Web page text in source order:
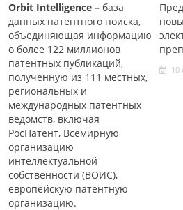
Orbit Intelligence – база
данных патентного поиска,
объединяющая информацию
о более 122 миллионов
патентных публикаций,
полученную из 111 местных,
региональных и
международных патентных
ведомств, включая
РосПатент, Всемирную
организацию
интеллектуальной
собственности (ВОИС),
европейскую патентную
организацию.
10